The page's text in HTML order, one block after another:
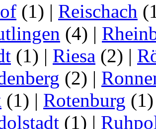
(1) | Reischach
(4) |
(1) | Riesa (2) |
(2) |
(1) | Rotenburg
(1) |